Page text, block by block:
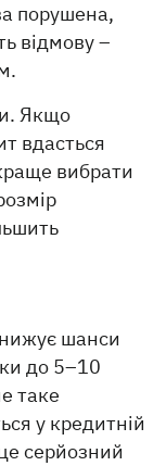
порушена,
відмову –
Якщо
вдасться
вибрати
шанси
до 5–10
таке
у кредитній
серйозний